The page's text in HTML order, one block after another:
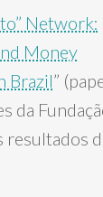
Network:
Money
Brazil”
da
resultados